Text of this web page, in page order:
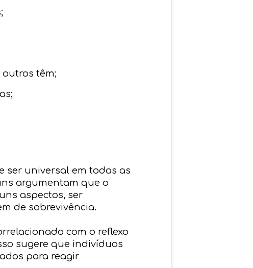
têm;
ser universal em todas as
argumentam que o
aspectos, ser
de sobrevivência.
com o reflexo
sugere que indivíduos
para reagir